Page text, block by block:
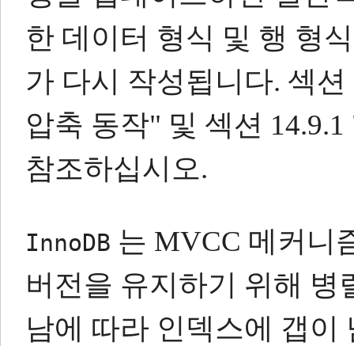
한 데이터 형식 및 행 형
가 다시 작성됩니다. 섹션
압축 동작" 및 섹션
참조하십시오.
InnoDB 는 MVCC 메커니
버전을 유지하기 위해 병
남에 따라 인덱스에 갭